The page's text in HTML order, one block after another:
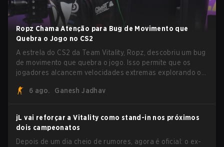
Ropz Chama Atenção para Bug de Movimento que
Quebra o Jogo no CS2
A estrela do CS2 da Team Vitality, Ropz, descobriu um bug
de movimento que quebra o jogo. Isso permite que os
jogadores alcancem velocidades extremas explorando o
6 ago.
Ganesh Jadhav
jL vai reforçar a Vitality como stand-in nos próximos
dois campeonatos
Depois de um dia cheio de rumores, agora é oficial: o ex-